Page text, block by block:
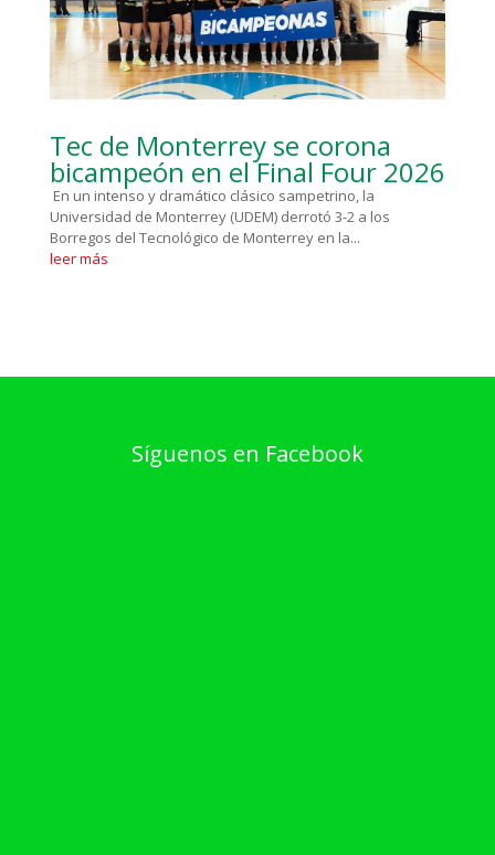
Tec de Monterrey se corona
bicampeón en el Final Four 2026
En un intenso y dramático clásico sampetrino, la
Universidad de Monterrey (UDEM) derrotó 3-2 a los
Borregos del Tecnológico de Monterrey en la...
leer más
Síguenos en Facebook